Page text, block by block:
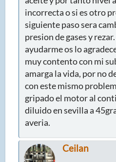
incorrecta o si es otro
siguiente paso sera
presion de gases y
ayudarme os lo
muy contento con mi
amarga la vida, por no
con este mismo
gripado el motor al
diluido en sevilla a
averia.
Ceilan